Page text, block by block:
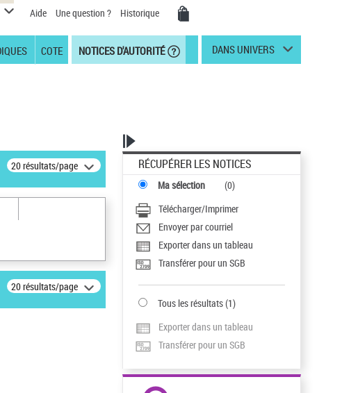
Aide Une question ? Historique
COTE NOTICES D'AUTORITÉ DANS UNIVERS
20 résultats/page
20 résultats/page
RÉCUPÉRER LES NOTICES
Ma sélection (0)
Télécharger/Imprimer
Envoyer par courriel
Exporter dans un tableau
Transférer pour un SGB
Tous les résultats(1)
Exporter dans un tableau
Transférer pour un SGB